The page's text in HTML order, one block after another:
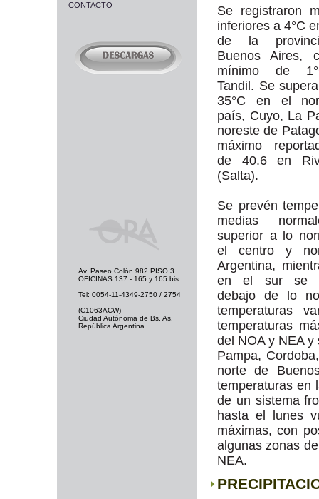
CONTACTO
Se registraron
inferiores a 4°C
de la
Buenos Aires,
mínimo de
Tandil. Se
35°C en el
país, Cuyo, La
noreste de
máximo
de 40.6 en
(Salta).
Se prevén
medias
superior a lo
el centro y
Argentina,
en el sur se
debajo de lo
temperaturas
temperaturas
del NOA y NEA
Pampa,
norte de
temperaturas en
de un sistema
hasta el lunes
máximas, con
algunas zonas
NEA.
Av. Paseo Colón 982 PISO 3
OFICINAS 137 - 165 y 165 bis
Tel: 0054-11-4349-2750 / 2754
(C1063ACW)
Ciudad Autónoma de Bs. As.
República Argentina